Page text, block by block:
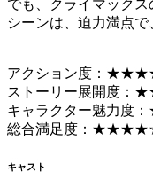
でも、クライマック
シーンは、迫力満点で
アクション度：
ストーリー展開度
キャラクター魅力
総合満足度：
キャスト